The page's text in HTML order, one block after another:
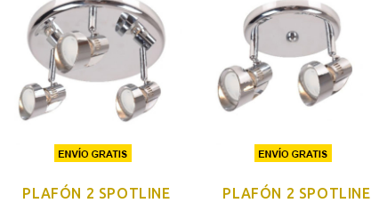
PLAFÓN 2 SPOTLINE PLAFÓN 2 SPOTLINE